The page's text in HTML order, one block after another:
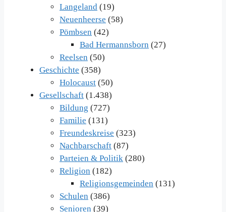
Langeland (19)
Neuenheerse (58)
Pömbsen (42)
Bad Hermannsborn (27)
Reelsen (50)
Geschichte (358)
Holocaust (50)
Gesellschaft (1.438)
Bildung (727)
Familie (131)
Freundeskreise (323)
Nachbarschaft (87)
Parteien & Politik (280)
Religion (182)
Religionsgemeinden (131)
Schulen (386)
Senioren (39)